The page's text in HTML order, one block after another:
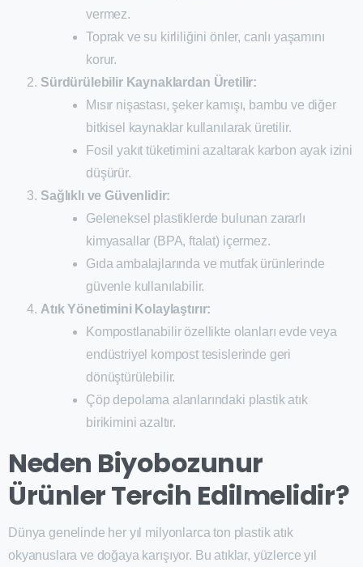
vermez.
Toprak ve su kirliliğini önler, canlı yaşamını
korur.
Sürdürülebilir Kaynaklardan Üretilir:
Mısır nişastası, şeker kamışı, bambu ve diğer
bitkisel kaynaklar kullanılarak üretilir.
Fosil yakıt tüketimini azaltarak karbon ayak izini
düşürür.
Sağlıklı ve Güvenlidir:
Geleneksel plastiklerde bulunan zararlı
kimyasallar (BPA, ftalat) içermez.
Gıda ambalajlarında ve mutfak ürünlerinde
güvenle kullanılabilir.
Atık Yönetimini Kolaylaştırır:
Kompostlanabilir özellikte olanları evde veya
endüstriyel kompost tesislerinde geri
dönüştürülebilir.
Çöp depolama alanlarındaki plastik atık
birikimini azaltır.
Neden Biyobozunur
Ürünler Tercih Edilmelidir?
Dünya genelinde her yıl milyonlarca ton plastik atık
okyanuslara ve doğaya karışıyor. Bu atıklar, yüzlerce yıl